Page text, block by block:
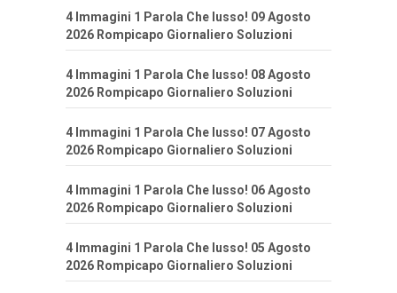
4 Immagini 1 Parola Che lusso! 09 Agosto
2026 Rompicapo Giornaliero Soluzioni
4 Immagini 1 Parola Che lusso! 08 Agosto
2026 Rompicapo Giornaliero Soluzioni
4 Immagini 1 Parola Che lusso! 07 Agosto
2026 Rompicapo Giornaliero Soluzioni
4 Immagini 1 Parola Che lusso! 06 Agosto
2026 Rompicapo Giornaliero Soluzioni
4 Immagini 1 Parola Che lusso! 05 Agosto
2026 Rompicapo Giornaliero Soluzioni